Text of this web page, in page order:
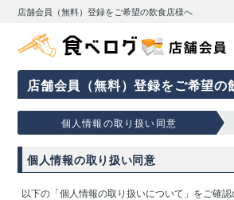
店舗会員（無料）登録をご希望の飲食店様へ
店舗会員（無料）登録をご希望の
個人情報の取り扱い同意
個人情報の取り扱い同意
以下の「個人情報の取り扱いについて」をご確